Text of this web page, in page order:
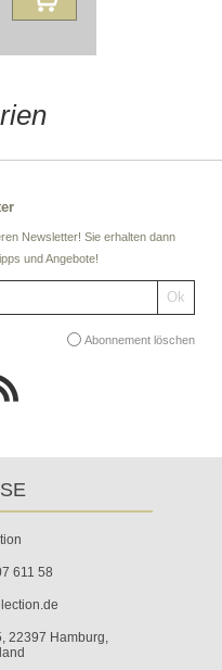
Newsletter! Sie erhalten dann
und Angebote!
Abonnement löschen
611 58
22397 Hamburg,